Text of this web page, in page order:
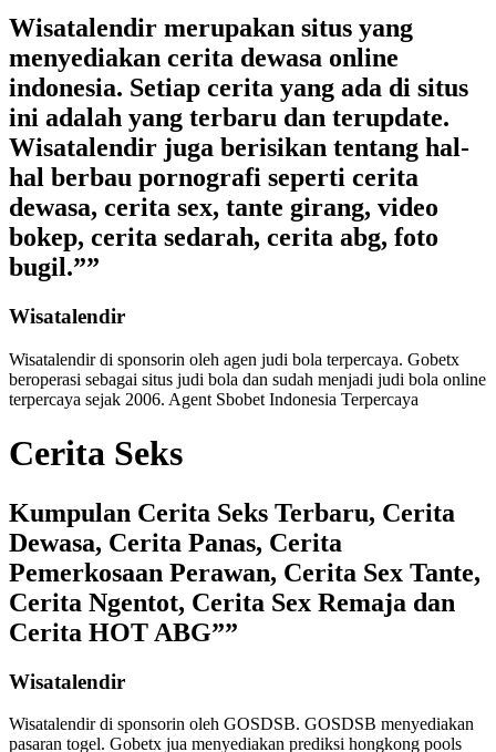
Wisatalendir merupakan situs yang
menyediakan cerita dewasa online
indonesia. Setiap cerita yang ada di situs
ini adalah yang terbaru dan terupdate.
Wisatalendir juga berisikan tentang hal-
hal berbau pornografi seperti cerita
dewasa, cerita sex, tante girang, video
bokep, cerita sedarah, cerita abg, foto
bugil.””
Wisatalendir
Wisatalendir di sponsorin oleh agen judi bola terpercaya. Gobetx
beroperasi sebagai situs judi bola dan sudah menjadi judi bola online
terpercaya sejak 2006. Agent Sbobet Indonesia Terpercaya
Cerita Seks
Kumpulan Cerita Seks Terbaru, Cerita
Dewasa, Cerita Panas, Cerita
Pemerkosaan Perawan, Cerita Sex Tante,
Cerita Ngentot, Cerita Sex Remaja dan
Cerita HOT ABG””
Wisatalendir
Wisatalendir di sponsorin oleh GOSDSB. GOSDSB menyediakan
pasaran togel. Gobetx jua menyediakan prediksi hongkong pools